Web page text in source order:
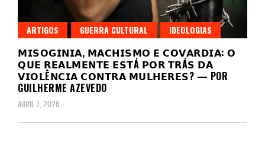
ARTIGOS GUERRA CULTURAL IDEOLOGIAS
𝗠𝗜𝗦𝗢𝗚𝗜𝗡𝗜𝗔, 𝗠𝗔𝗖𝗛𝗜𝗦𝗠𝗢 𝗘 𝗖𝗢𝗩𝗔𝗥𝗗𝗜𝗔: 𝗢
𝗤𝗨𝗘 𝗥𝗘𝗔𝗟𝗠𝗘𝗡𝗧𝗘 𝗘𝗦𝗧Á 𝗣𝗢𝗥 𝗧𝗥Á𝗦 𝗗𝗔
𝗩𝗜𝗢𝗟Ê𝗡𝗖𝗜𝗔 𝗖𝗢𝗡𝗧𝗥𝗔 𝗠𝗨𝗟𝗛𝗘𝗥𝗘𝗦? — POR
GUILHERME AZEVEDO
ABRIL 7, 2026